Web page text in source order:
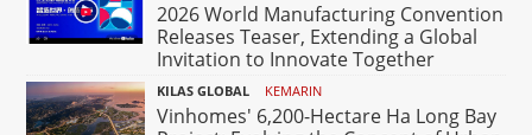
2026 World Manufacturing Convention
Releases Teaser, Extending a Global
Invitation to Innovate Together
KILAS GLOBAL KEMARIN
Vinhomes' 6,200-Hectare Ha Long Bay